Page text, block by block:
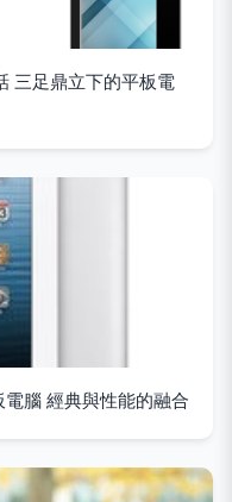
三足鼎立下的平板電
腦 經典與性能的融合